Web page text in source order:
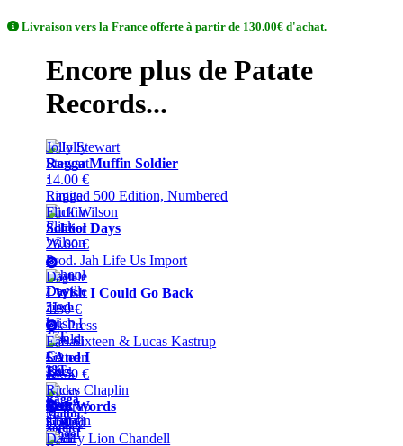
Livraison vers la France offerte à partir de 130.00€ d'achat.
Encore plus de Patate
Records...
Single
/
7inch
/
45T
Titre
:
Ragga
Muffin
Soldier
Jolly Stewart
Ragga Muffin Soldier
14.00 €
Limited 500 Edition, Numbered
LP
/
33T
Titre
:
School
Flick Wilson
School Days
26.00 €
Prod. Jah Life Us Import
Single
/
Daville
I Wish I Could Go Back
4.80 €
Uk Press
Earl Sixteen & Lucas Kastrup
I And I
12.50 €
Ricky Chaplin
Yuh Words
4.00 €
Daddy Lion Chandell